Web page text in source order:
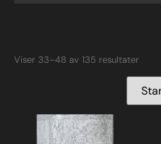
Viser 33–48 av 135 resultater